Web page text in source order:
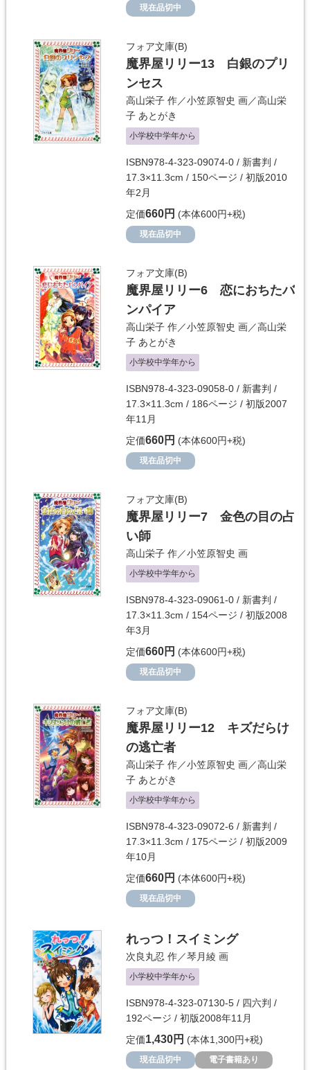
現在品切中
フォア文庫(B)
魔界屋リリー13 白銀のプリ
ンセス
高山栄子 作／小笠原智史 画／高山栄
子 あとがき
小学校中学年から
ISBN978-4-323-09074-0 / 新書判 /
17.3×11.3cm / 150ページ / 初版2010
年2月
定価660円 (本体600円+税)
現在品切中
フォア文庫(B)
魔界屋リリー6 恋におちたバ
ンパイア
高山栄子 作／小笠原智史 画／高山栄
子 あとがき
小学校中学年から
ISBN978-4-323-09058-0 / 新書判 /
17.3×11.3cm / 186ページ / 初版2007
年11月
定価660円 (本体600円+税)
現在品切中
フォア文庫(B)
魔界屋リリー7 金色の目の占
い師
高山栄子 作／小笠原智史 画
小学校中学年から
ISBN978-4-323-09061-0 / 新書判 /
17.3×11.3cm / 154ページ / 初版2008
年3月
定価660円 (本体600円+税)
現在品切中
フォア文庫(B)
魔界屋リリー12 キズだらけ
の逃亡者
高山栄子 作／小笠原智史 画／高山栄
子 あとがき
小学校中学年から
ISBN978-4-323-09072-6 / 新書判 /
17.3×11.3cm / 175ページ / 初版2009
年10月
定価660円 (本体600円+税)
現在品切中
れっつ！スイミング
次良丸忍 作／琴月綾 画
小学校中学年から
ISBN978-4-323-07130-5 / 四六判 /
192ページ / 初版2008年11月
定価1,430円 (本体1,300円+税)
現在品切中 電子書籍あり